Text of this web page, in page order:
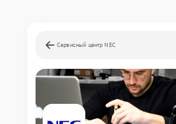
Сервисный центр NEC